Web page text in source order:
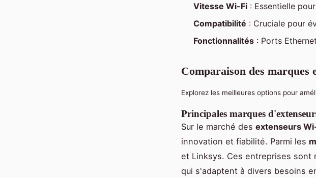
Vitesse Wi-Fi : Essentielle
Compatibilité : Cruciale pour
Fonctionnalités : Ports
Comparaison des marques
Explorez les meilleures options pour
Principales marques
Sur le marché des extenseurs
innovation et fiabilité. Parmi les
et Linksys. Ces entreprises sont
qui s'adaptent à divers besoins